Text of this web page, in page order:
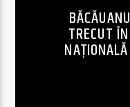
TRECUT